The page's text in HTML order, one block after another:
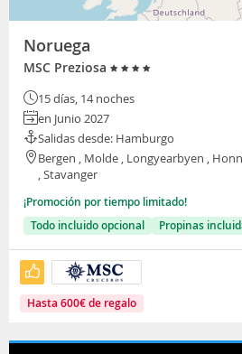
Noruega
MSC Preziosa
15 días, 14 noches
en Junio 2027
Salidas desde: Hamburgo
Bergen , Molde , Longyearbyen ,
, Stavanger
¡Promoción por tiempo limitado!
Todo incluido opcional
Propinas
Hasta 600€de regalo